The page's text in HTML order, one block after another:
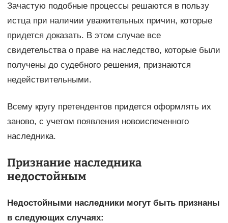
Зачастую подобные процессы решаются в пользу
истца при наличии уважительных причин, которые
придется доказать. В этом случае все
свидетельства о праве на наследство, которые были
получены до судебного решения, признаются
недействительными.
Всему кругу претендентов придется оформлять их
заново, с учетом появления новоиспеченного
наследника.
Признание наследника
недостойным
Недостойными наследники могут быть признаны
в следующих случаях: